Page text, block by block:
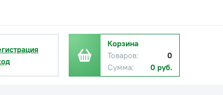
Корзина
Товаров:
0
Сумма:
0 руб.